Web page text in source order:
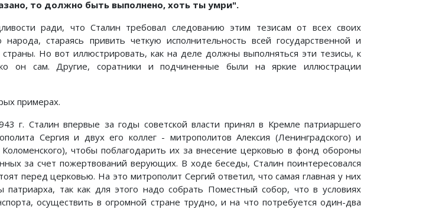
то должно быть выполнено, хоть ты умри".
ради, что Сталин требовал следованию этим тезисам от всех своих
стараясь привить четкую исполнительность всей государственной и
Но вот иллюстрировать, как на деле должны выполняться эти тезисы, к
он сам. Другие, соратники и подчиненные были на яркие иллюстрации
примерах.
г. Сталин впервые за годы советской власти принял в Кремле патриаршего
Сергия и двух его коллег - митрополитов Алексия (Ленинградского) и
чтобы поблагодарить их за внесение церковью в фонд обороны
за счет пожертвований верующих. В ходе беседы, Сталин поинтересовался
перед церковью. На это митрополит Сергий ответил, что самая главная у них
так как для этого надо собрать Поместный собор, что в условиях
осуществить в огромной стране трудно, и на что потребуется один-два